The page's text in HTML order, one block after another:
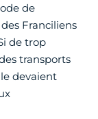
de
Franciliens
de trop
transports
devaient